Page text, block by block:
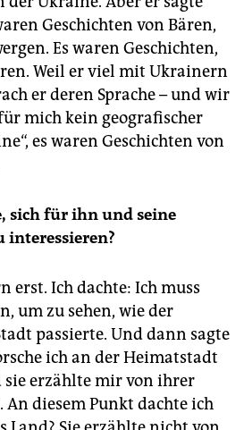
Geschichten von Bären,
Es waren Geschichten,
Weil er viel mit Ukrainern
er deren Sprache – und wir
mich kein geografischer
es waren Geschichten von
sich für ihn und seine
interessieren?
erst. Ich dachte: Ich muss
um zu sehen, wie der
passierte. Und dann sagte
ich an der Heimatstadt
erzählte mir von ihrer
diesem Punkt dachte ich